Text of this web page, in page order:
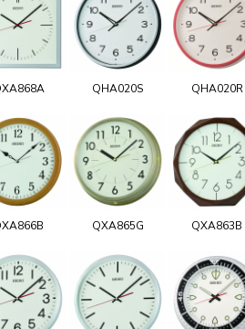
QHA020S QHA020R
QXA865G QXA863B